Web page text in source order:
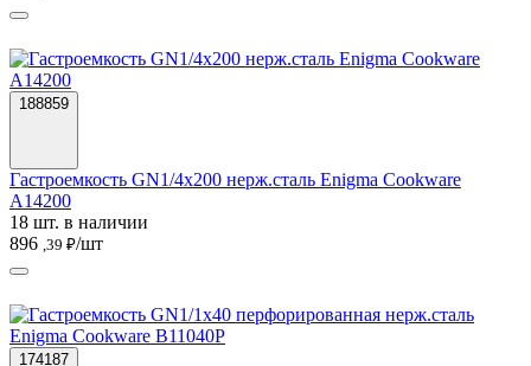
188859
Гастроемкость GN1/4х200 нерж.сталь Enigma Cookware
A14200
18 шт. в наличии
896 ,39 ₽/шт
174187